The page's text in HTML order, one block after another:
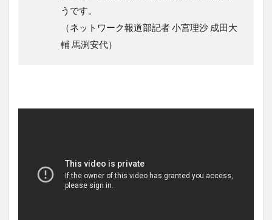
うです。
（ネットワーク報道部記者 小宮理沙 成田大
輔 馬渕安代）